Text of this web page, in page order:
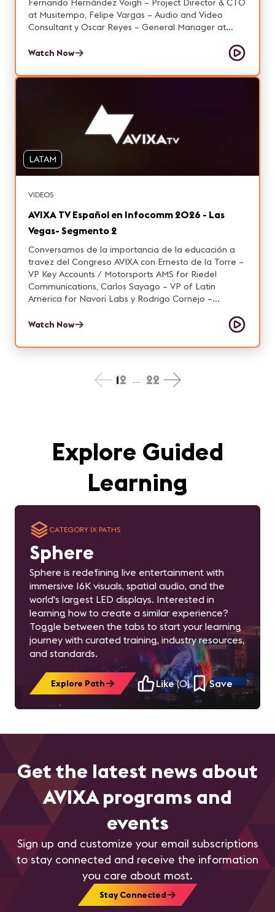
Fernando Hernández Voigh – Project Director & CTO
at Musitempo, Felipe Vargas – Audio and Video
Consultant y Oscar Reyes – General Manager at
Watch Now
LATAM
VIDEOS
AVIXA TV Español en Infocomm 2026 - Las
Vegas- Segmento 2
Conversamos de la importancia de la educación a
travez del Congreso AVIXA con Ernesto de la Torre –
VP Key Accounts / Motorsports AMS for Riedel
Communications, Carlos Sayago – VP of Latin
America for Navori Labs y Rodrigo Cornejo –
Watch Now
12 22
Explore Guided
Learning
CATEGORY IX PATHS
Sphere
Sphere is redefining live entertainment with
immersive 16K visuals, spatial audio, and the
world's largest LED displays. Interested in
learning how to create a similar experience?
Toggle between the tabs to start your learning
journey with curated training, industry resources,
and standards.
Explore Path Like (0) Save
Get the latest news about
AVIXA programs and
events
Sign up and customize your email subscriptions
to stay connected and receive the information
you care about most.
Stay Connected